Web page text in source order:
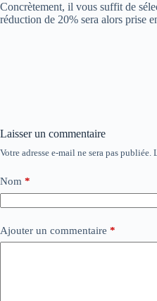
Concrètement, il vous suffit de
réduction de 20% sera alors prise
Laisser un commentaire
Votre adresse e-mail ne sera pas publiée.
Nom *
Ajouter un commentaire *